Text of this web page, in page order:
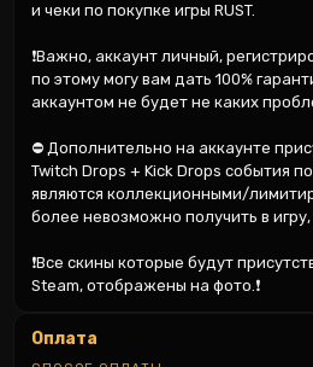
и чеки по покупке игры RUST.
❗Важно, аккаунт личный,
по этому могу вам дать 100%
аккаунтом не будет не каких
⛔ Дополнительно на аккаунте
Twitch Drops + Kick Drops события
являются коллекционными/
более невозможно получить в
❗Все скины которые будут
Steam, отображены на фото.❗
Оплата